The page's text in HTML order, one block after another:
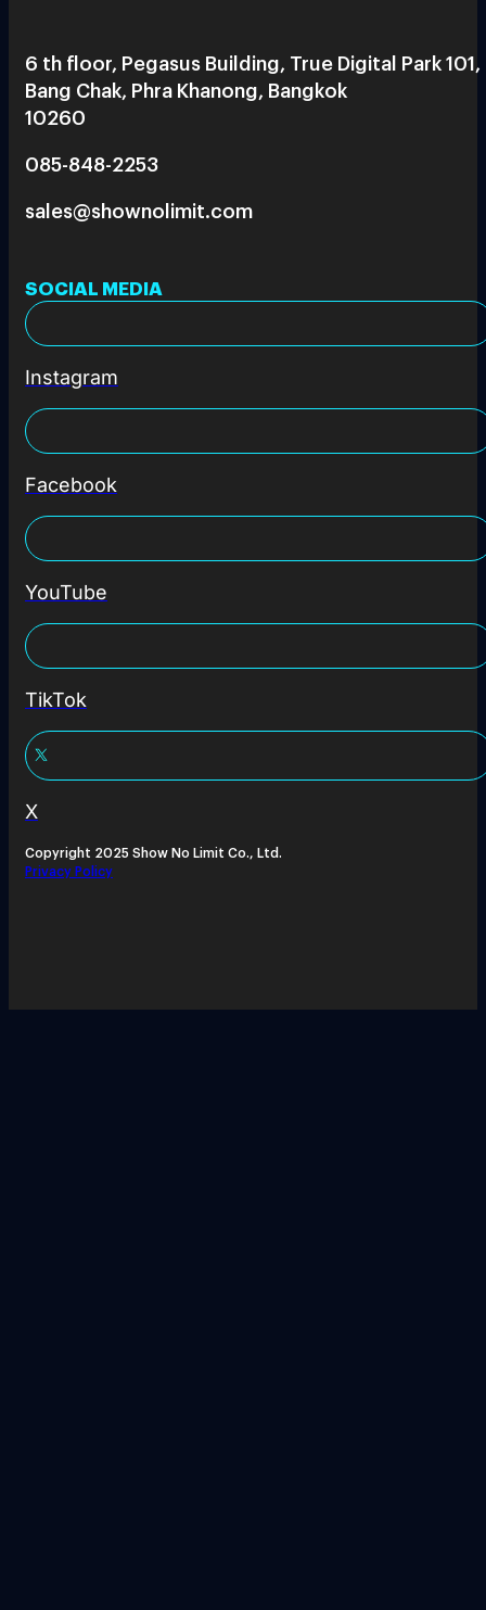
6 th floor, Pegasus Building, True Digital Park 101,
Bang Chak, Phra Khanong, Bangkok
10260
085-848-2253
sales@shownolimit.com
SOCIAL MEDIA
Instagram
Facebook
YouTube
TikTok
X
Copyright 2025 Show No Limit Co., Ltd.
Privacy Policy